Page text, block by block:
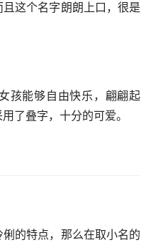
这个名字朗朗上口，很是
孩能够自由快乐，翩翩起
了叠字，十分的可爱。
的特点，那么在取小名的